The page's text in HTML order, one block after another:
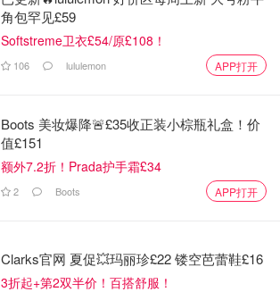
角包罕见£59
Softstreme卫衣£54/原£108！
106 lululemon APP打开
Boots 美妆爆降🚨£35收正装小棕瓶礼盒！价
值£151
额外7.2折！Prada护手霜£34
2 Boots APP打开
Clarks官网 夏促💥玛丽珍£22 镂空芭蕾鞋£16
3折起+第2双半价！百搭舒服！